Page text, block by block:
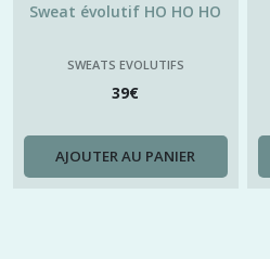
Sweat évolutif HO HO HO
SWEATS EVOLUTIFS
39€
AJOUTER AU PANIER